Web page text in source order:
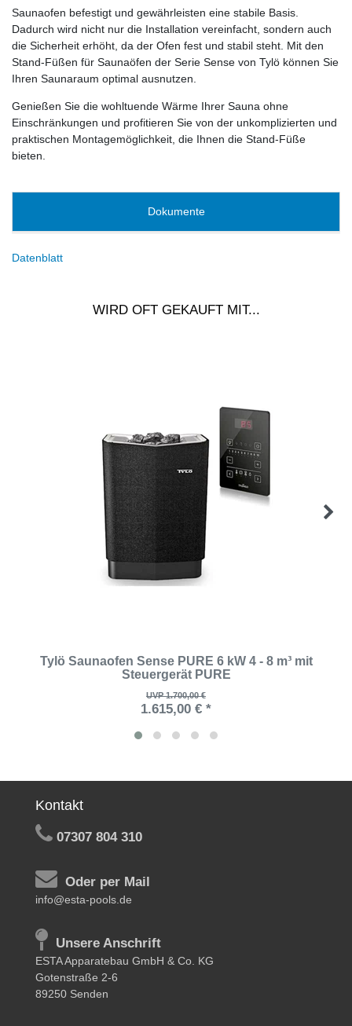
Saunaofen befestigt und gewährleisten eine stabile Basis.
Dadurch wird nicht nur die Installation vereinfacht, sondern auch
die Sicherheit erhöht, da der Ofen fest und stabil steht. Mit den
Stand-Füßen für Saunaöfen der Serie Sense von Tylö können Sie
Ihren Saunaraum optimal ausnutzen.
Genießen Sie die wohltuende Wärme Ihrer Sauna ohne
Einschränkungen und profitieren Sie von der unkomplizierten und
praktischen Montagemöglichkeit, die Ihnen die Stand-Füße
bieten.
Dokumente
Datenblatt
WIRD OFT GEKAUFT MIT...
Tylö Saunaofen Sense PURE 6 kW 4 - 8 m³ mit
Steuergerät PURE
UVP 1.700,00 €
1.615,00 € *
Kontakt
07307 804 310
Oder per Mail
info@esta-pools.de
Unsere Anschrift
ESTA Apparatebau GmbH & Co. KG
Gotenstraße 2-6
89250 Senden